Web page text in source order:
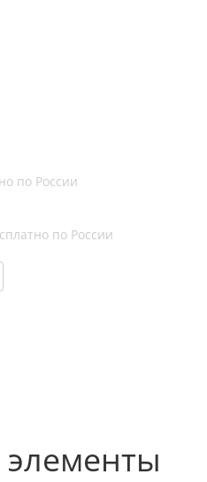
по России
по России